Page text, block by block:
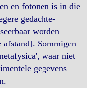
en fotonen is in die
gedachte-
worden
afstand]. Sommigen
waar niet
gegevens